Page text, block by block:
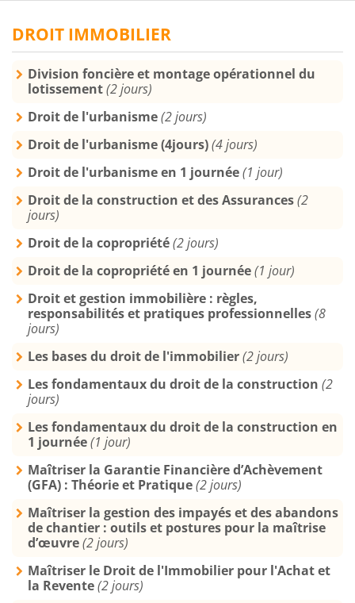
DROIT IMMOBILIER
Division foncière et montage opérationnel du
lotissement(2 jours)
Droit de l'urbanisme(2 jours)
Droit de l'urbanisme (4jours)(4 jours)
Droit de l'urbanisme en 1 journée(1 jour)
Droit de la construction et des Assurances(2
jours)
Droit de la copropriété(2 jours)
Droit de la copropriété en 1 journée(1 jour)
Droit et gestion immobilière : règles,
responsabilités et pratiques professionnelles(8
jours)
Les bases du droit de l'immobilier(2 jours)
Les fondamentaux du droit de la construction (2
jours)
Les fondamentaux du droit de la construction en
1 journée(1 jour)
Maîtriser la Garantie Financière d’Achèvement
(GFA) : Théorie et Pratique(2 jours)
Maîtriser la gestion des impayés et des abandons
de chantier : outils et postures pour la maîtrise
d’œuvre(2 jours)
Maîtriser le Droit de l'Immobilier pour l'Achat et
la Revente(2 jours)